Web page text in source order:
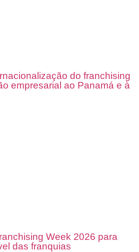
do franchising
empresarial ao Panamá e à
Week 2026 para
das franquias